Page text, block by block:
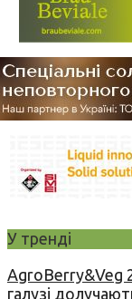
У тренді
AgroBerry&Veg
галузі